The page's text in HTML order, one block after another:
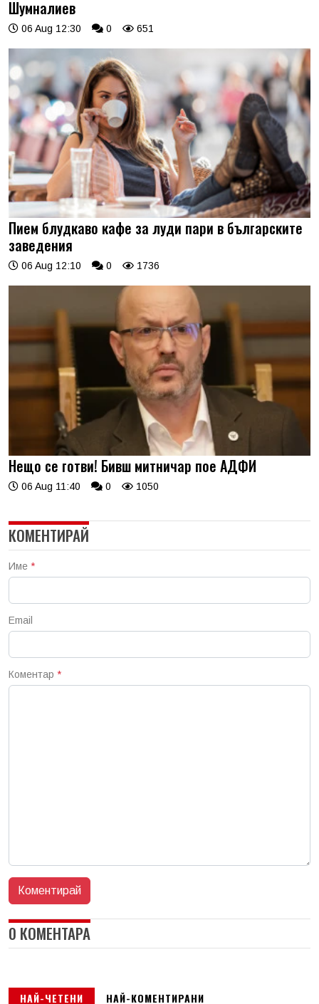
Шумналиев
06 Aug 12:30 0 651
Пием блудкаво кафе за луди пари в българските
заведения
06 Aug 12:10 0 1736
Нещо се готви! Бивш митничар пое АДФИ
06 Aug 11:40 0 1050
КОМЕНТИРАЙ
Име *
Email
Коментар *
0 КОМЕНТАРА
НАЙ-ЧЕТЕНИ НАЙ-КОМЕНТИРАНИ